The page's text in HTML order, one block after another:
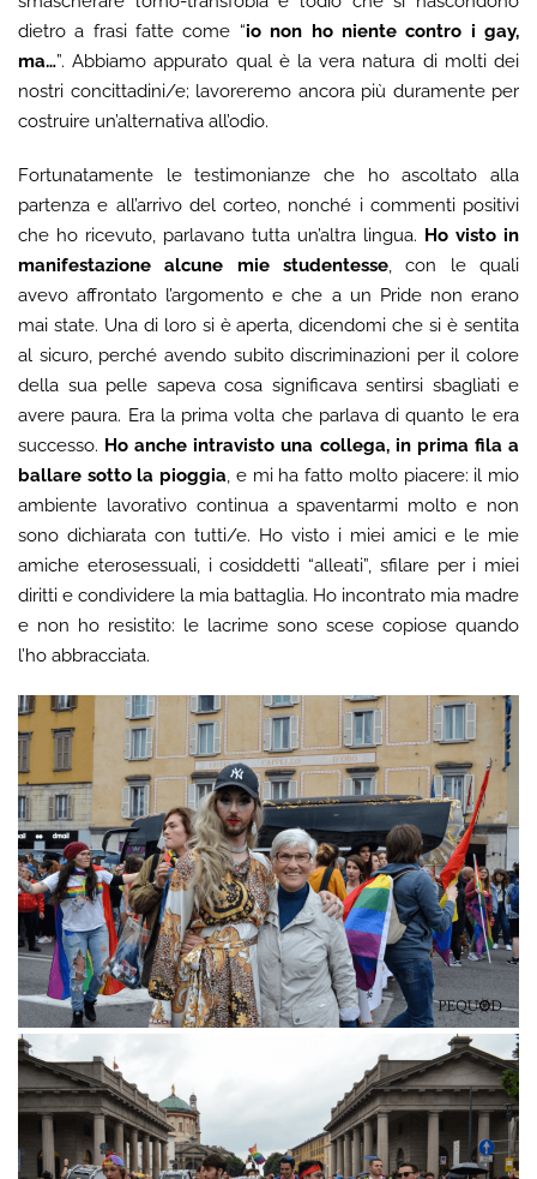
dietro a frasi fatte come “io non ho niente contro i gay,
ma…”. Abbiamo appurato qual è la vera natura di molti dei
nostri concittadini/e; lavoreremo ancora più duramente per
costruire un’alternativa all’odio.
Fortunatamente le testimonianze che ho ascoltato alla
partenza e all’arrivo del corteo, nonché i commenti positivi
che ho ricevuto, parlavano tutta un’altra lingua. Ho visto in
manifestazione alcune mie studentesse, con le quali
avevo affrontato l’argomento e che a un Pride non erano
mai state. Una di loro si è aperta, dicendomi che si è sentita
al sicuro, perché avendo subito discriminazioni per il colore
della sua pelle sapeva cosa significava sentirsi sbagliati e
avere paura. Era la prima volta che parlava di quanto le era
successo. Ho anche intravisto una collega, in prima fila a
ballare sotto la pioggia, e mi ha fatto molto piacere: il mio
ambiente lavorativo continua a spaventarmi molto e non
sono dichiarata con tutti/e. Ho visto i miei amici e le mie
amiche eterosessuali, i cosiddetti “alleati”, sfilare per i miei
diritti e condividere la mia battaglia. Ho incontrato mia madre
e non ho resistito: le lacrime sono scese copiose quando
l’ho abbracciata.